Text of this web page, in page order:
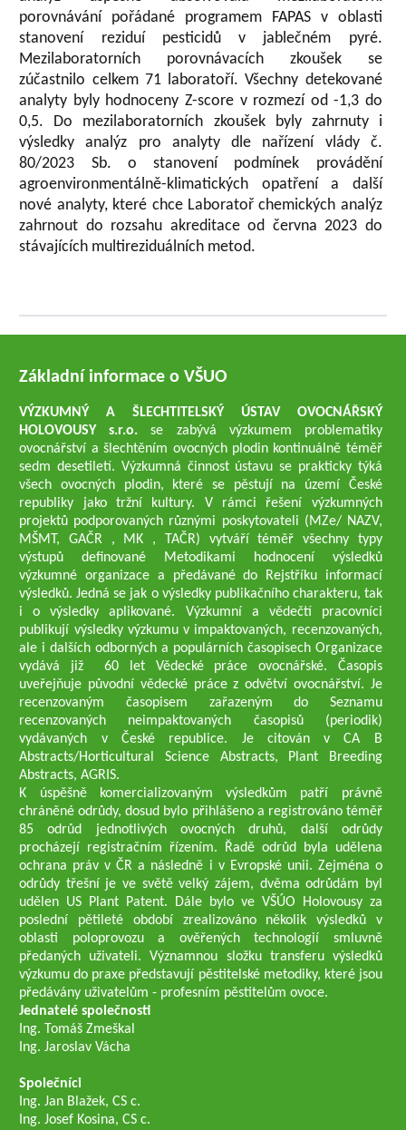
porovnávání pořádané programem FAPAS v oblasti
stanovení reziduí pesticidů v jablečném pyré.
Mezilaboratorních porovnávacích zkoušek se
zúčastnilo celkem 71 laboratoří. Všechny detekované
analyty byly hodnoceny Z-score v rozmezí od -1,3 do
0,5. Do mezilaboratorních zkoušek byly zahrnuty i
výsledky analýz pro analyty dle nařízení vlády č.
80/2023 Sb. o stanovení podmínek provádění
agroenvironmentálně-klimatických opatření a další
nové analyty, které chce Laboratoř chemických analýz
zahrnout do rozsahu akreditace od června 2023 do
stávajících multireziduálních metod.
Základní informace o VŠUO
VÝZKUMNÝ A ŠLECHTITELSKÝ ÚSTAV OVOCNÁŘSKÝ
HOLOVOUSY s.r.o.se zabývá výzkumem problematiky
ovocnářství a šlechtěním ovocných plodin kontinuálně téměř
sedm desetiletí. Výzkumná činnost ústavu se prakticky týká
všech ovocných plodin, které se pěstují na území České
republiky jako tržní kultury. V rámci řešení výzkumných
projektů podporovaných různými poskytovateli (MZe/ NAZV,
MŠMT, GAČR , MK , TAČR) vytváří téměř všechny typy
výstupů definované Metodikami hodnocení výsledků
výzkumné organizace a předávané do Rejstříku informací
výsledků. Jedná se jak o výsledky publikačního charakteru, tak
i o výsledky aplikované. Výzkumní a vědečtí pracovníci
publikují výsledky výzkumu v impaktovaných, recenzovaných,
ale i dalších odborných a populárních časopisech Organizace
vydává již 60 let Vědecké práce ovocnářské. Časopis
uveřejňuje původní vědecké práce z odvětví ovocnářství. Je
recenzovaným časopisem zařazeným do Seznamu
recenzovaných neimpaktovaných časopisů (periodik)
vydávaných v České republice. Je citován v CA B
Abstracts/Horticultural Science Abstracts, Plant Breeding
Abstracts, AGRIS.
K úspěšně komercializovaným výsledkům patří právně
chráněné odrůdy, dosud bylo přihlášeno a registrováno téměř
85 odrůd jednotlivých ovocných druhů, další odrůdy
procházejí registračním řízením. Řadě odrůd byla udělena
ochrana práv v ČR a následně i v Evropské unii. Zejména o
odrůdy třešní je ve světě velký zájem, dvěma odrůdám byl
udělen US Plant Patent. Dále bylo ve VŠÚO Holovousy za
poslední pětileté období zrealizováno několik výsledků v
oblasti poloprovozu a ověřených technologií smluvně
předaných uživateli. Významnou složku transferu výsledků
výzkumu do praxe představují pěstitelské metodiky, které jsou
předávány uživatelům - profesním pěstitelům ovoce.
Jednatelé společnosti
Ing. Tomáš Zmeškal
Ing. Jaroslav Vácha
Společníci
Ing. Jan Blažek, CS c.
Ing. Josef Kosina, CS c.